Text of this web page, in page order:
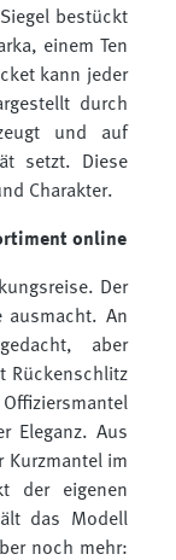
bestückt
einem Ten
kann jeder
durch
und auf
setzt. Diese
Charakter.
online
Der
ausmacht. An
aber
Rückenschlitz
Eleganz. Aus
Kurzmantel im
der eigenen
das Modell
noch mehr: